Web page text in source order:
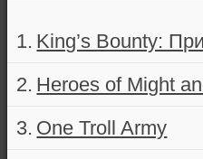
King’s Bounty:
Heroes of Might
One Troll Army